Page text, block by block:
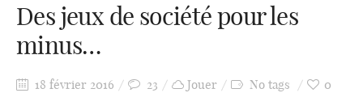
Des jeux de société pour les
minus…
18 février 2016 23 Jouer No tags 0